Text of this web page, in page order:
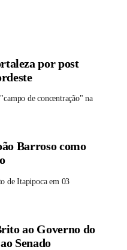
por post
de concentração" na
Barroso como
de Itapipoca em 03
ao Governo do
Senado